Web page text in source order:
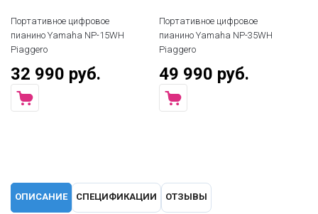
Портативное цифровое
пианино Yamaha NP-15WH
Piaggero
32 990 руб.
Портативное цифровое
пианино Yamaha NP-35WH
Piaggero
49 990 руб.
ОПИСАНИЕ СПЕЦИФИКАЦИИ ОТЗЫВЫ